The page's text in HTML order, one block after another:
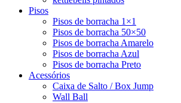
Pisos
Pisos de borracha 1×1
Pisos de borracha 50×50
Pisos de borracha Amarelo
Pisos de borracha Azul
Pisos de borracha Preto
Acessórios
Caixa de Salto / Box Jump
Wall Ball